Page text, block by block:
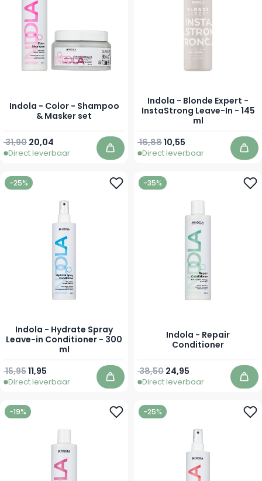
Indola - Color - Shampoo
& Masker set
20,04
31,90
Direct leverbaar In winkelwagen
Indola - Blonde Expert -
InstaStrong Leave-In - 145
ml
Speciale prijs
10,55
Normale prijs
16,88
Direct leverbaar In
-25%
Indola - Hydrate Spray
Leave-in Conditioner - 300
ml
Speciale prijs
11,95
Normale prijs
15,95
Direct leverbaar In winkelwagen
-35%
Indola - Repair
Conditioner
Vanaf
24,95
Normale prijs
38,50
Direct leverbaar In
-19% -25%